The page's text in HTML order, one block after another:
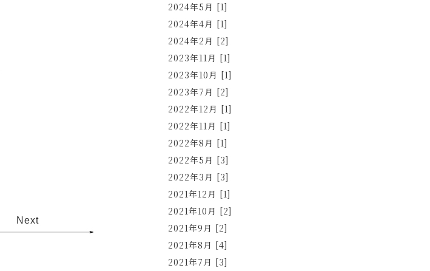
Next
2024年5月 [1]
2024年4月 [1]
2024年2月 [2]
2023年11月 [1]
2023年10月 [1]
2023年7月 [2]
2022年12月 [1]
2022年11月 [1]
2022年8月 [1]
2022年5月 [3]
2022年3月 [3]
2021年12月 [1]
2021年10月 [2]
2021年9月 [2]
2021年8月 [4]
2021年7月 [3]